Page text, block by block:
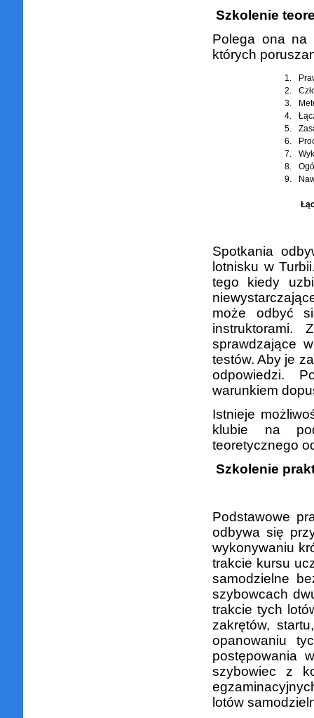
Szkolenie
Polega ona na
których
1.
2.
3.
4.
5.
6.
7.
8.
9.
Spotkania
lotnisku w
tego kiedy
może odbyć
instruktorami.
sprawdzające
testów. Aby je
odpowiedzi.
warunkiem
Istnieje
klubie na
teoretycznego
Szkolenie
Podstawowe
odbywa się
wykonywaniu
trakcie kursu
samodzielne
szybowcach
trakcie tych
zakrętów,
opanowaniu
postępowania
szybowiec z
lotów